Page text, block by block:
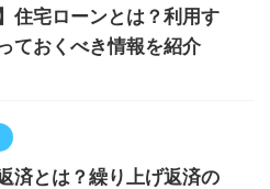
住宅ローンとは？利用す
ておくべき情報を紹介
済とは？繰り上げ返済の